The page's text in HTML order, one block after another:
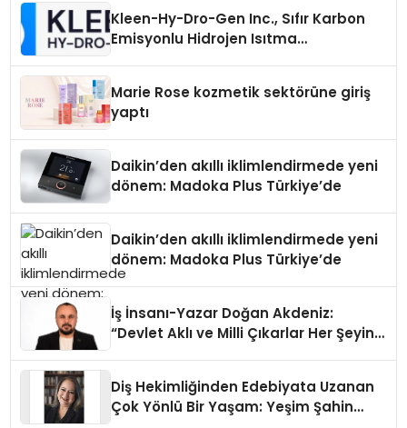
Kleen-Hy-Dro-Gen Inc., Sıfır Karbon
Emisyonlu Hidrojen Isıtma
Marie Rose kozmetik sektörüne giriş
yaptı
Daikin’den akıllı iklimlendirmede yeni
dönem: Madoka Plus Türkiye’de
Daikin’den akıllı iklimlendirmede yeni
dönem: Madoka Plus Türkiye’de
İş İnsanı-Yazar Doğan Akdeniz:
“Devlet Aklı ve Milli Çıkarlar Her Şeyin
Diş Hekimliğinden Edebiyata Uzanan
Çok Yönlü Bir Yaşam: Yeşim Şahin